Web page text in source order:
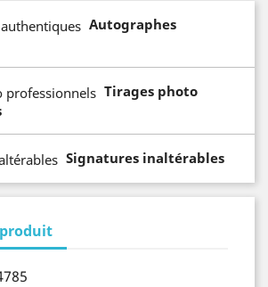
Autographes
Tirages photo
Signatures inaltérables